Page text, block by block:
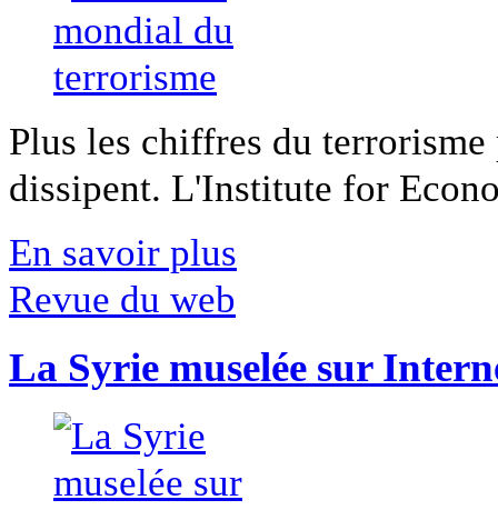
Plus les chiffres du
dissipent. L'Institute for
En savoir plus
Revue du web
La Syrie muselée sur